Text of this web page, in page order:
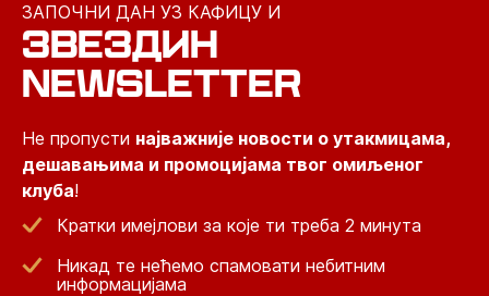
ЗАПОЧНИ ДАН УЗ КАФИЦУ И
ЗВЕЗДИН
NEWSLETTER
Не пропусти најважније новости о утакмицама,
дешавањима и промоцијама твог омиљеног
клуба!
Кратки имејлови за које ти треба 2 минута
Никад те нећемо спамовати небитним
информацијама